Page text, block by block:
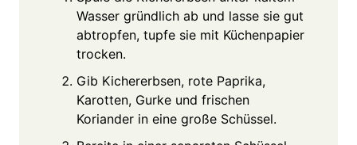
Wasser gründlich ab und lasse sie gut
abtropfen, tupfe sie mit Küchenpapier
trocken.
Gib Kichererbsen, rote Paprika,
Karotten, Gurke und frischen
Koriander in eine große Schüssel.